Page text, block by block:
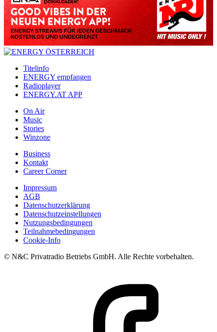
Titelinfo
ENERGY empfangen
Radioplayer
ENERGY.AT APP
On Air
Music
Stories
Winzone
Business
Kontakt
Career Corner
Impressum
AGB
Datenschutzerklärung
Datenschutzeinstellungen
Nutzungsbedingungen
Teilnahmebedingungen
Cookie-Info
© N&C Privatradio Betriebs GmbH. Alle Rechte vorbehalten.